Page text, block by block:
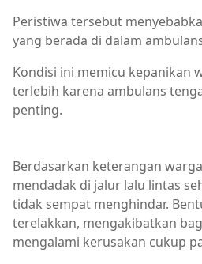
Peristiwa tersebut
yang berada di dalam
Kondisi ini memicu kepanikan
terlebih karena ambulans
penting.
Berdasarkan keterangan
mendadak di jalur lalu lintas
tidak sempat menghindar.
terelakkan, mengakibatkan
mengalami kerusakan cukup